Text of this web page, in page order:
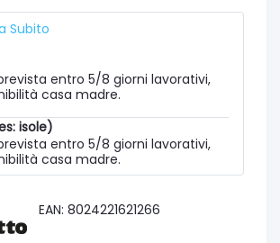
Subito
entro 5/8 giorni lavorativi,
casa madre.
isole)
entro 5/8 giorni lavorativi,
casa madre.
EAN: 8024221621266